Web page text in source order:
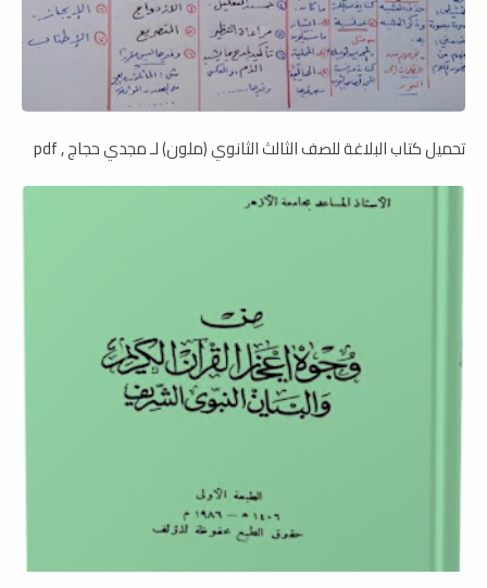
تحميل كتاب البلاغة للصف الثالث الثانوي (ملون) لـ مجدي حجاج , pdf